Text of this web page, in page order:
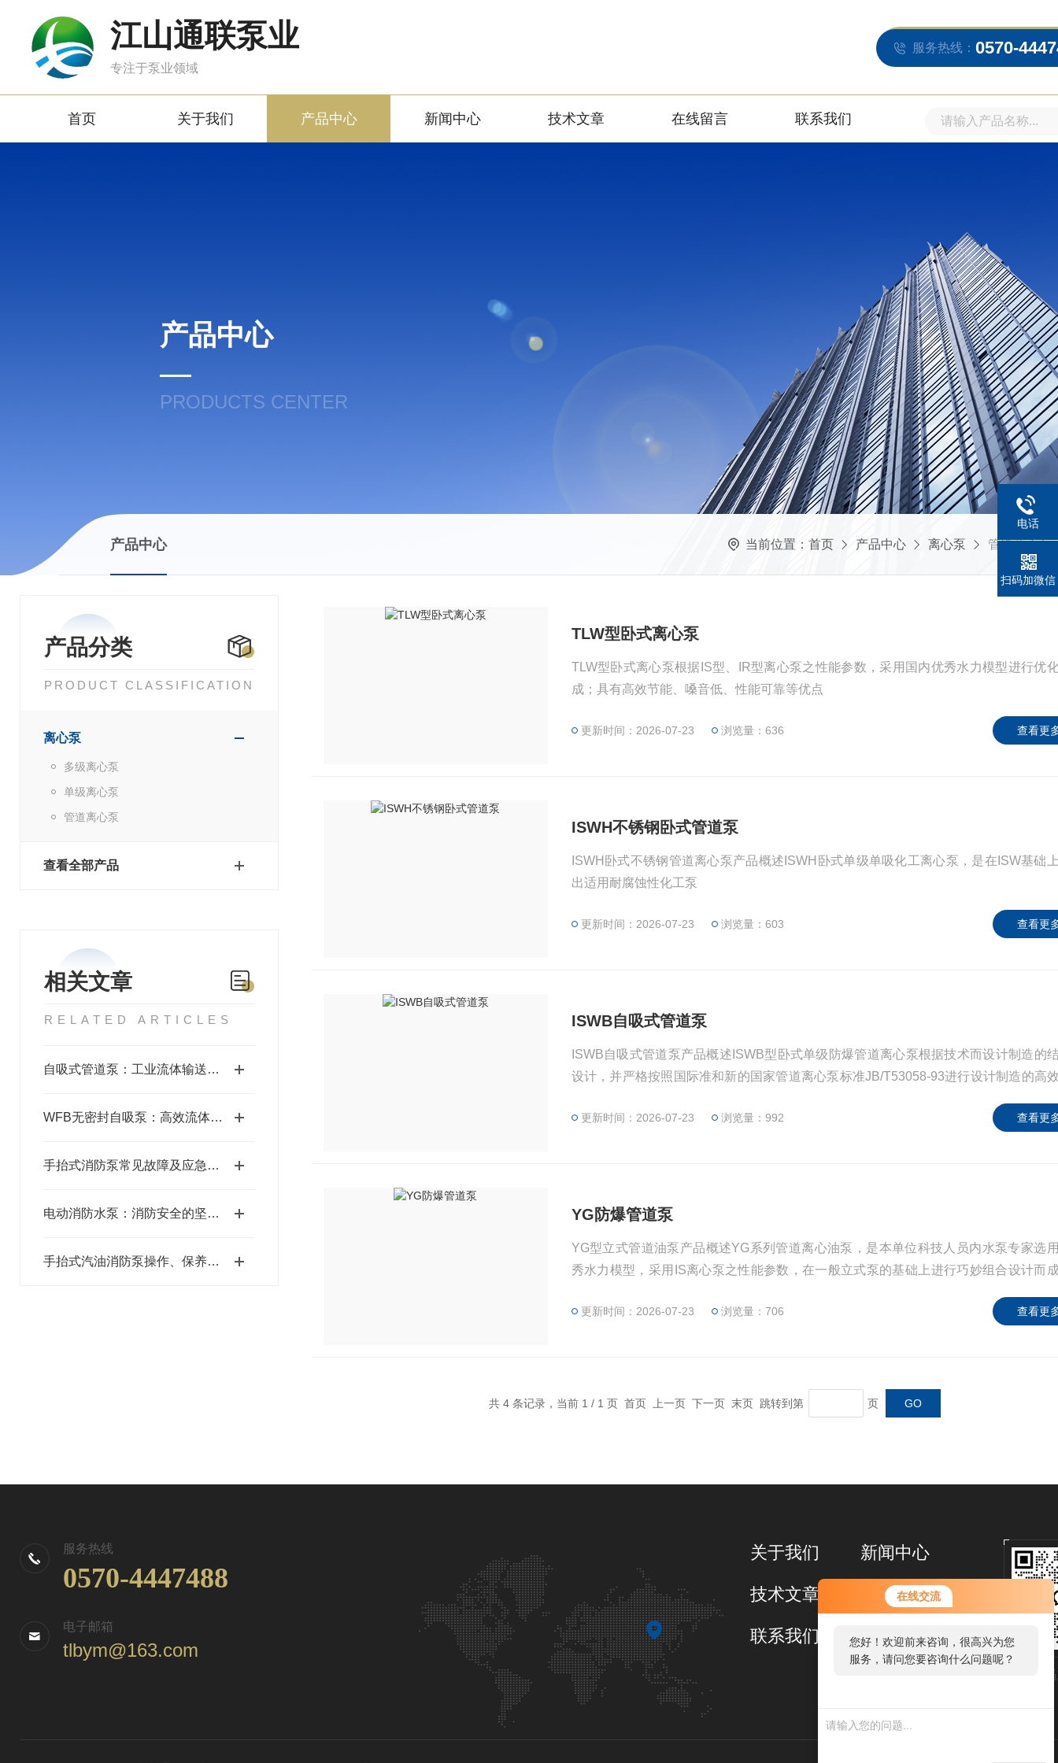
在线交流
您好！欢迎前来咨询，很高兴为您
服务，请问您要咨询什么问题呢？
江山通联泵业
专注于泵业领域
服务热线： 0570-
首页 关于我们 产品中心 新闻中心 技术文章 在线留言 联系我们
产品中心
PRODUCTS CENTER
产品中心 当前位置： 首页 产品中心 离心泵 管道离心泵
产品分类
PRODUCT CLASSIFICATION
离心泵
多级离心泵
单级离心泵
管道离心泵
查看全部产品
相关文章
RELATED ARTICLES
自吸式管道泵：工业流体输送的便捷之选
WFB无密封自吸泵：高效流体输送的创新*
手抬式消防泵常见故障及应急处理指南
电动消防水泵：消防安全的坚实保障
手抬式汽油消防泵操作、保养与安全规程
TLW型卧式离心泵
TLW型卧式离心泵根据IS型、IR型离心泵之性能参数，采用国内优秀水力模型进行优
成；具有高效节能、嗓音低、性能可靠等优点
更新时间：2026-07-23 浏览量：636 查看更
ISWH不锈钢卧式管道泵
ISWH卧式不锈钢管道离心泵产品概述ISWH卧式单级单吸化工离心泵，是在ISW基础
出适用耐腐蚀性化工泵
更新时间：2026-07-23 浏览量：603 查看更
ISWB自吸式管道泵
ISWB自吸式管道泵产品概述ISWB型卧式单级防爆管道离心泵根据技术而设计制造的
设计，并严格按照国际准和新的国家管道离心泵标准JB/T53058-93进行设计制造的高
更新时间：2026-07-23 浏览量：992 查看更
YG防爆管道泵
YG型立式管道油泵产品概述YG系列管道离心油泵，是本单位科技人员内水泵专家选
秀水力模型，采用IS离心泵之性能参数，在一般立式泵的基础上进行巧妙组合设计而
更新时间：2026-07-23 浏览量：706 查看更
共 4 条记录，当前 1 / 1 页 首页 上一页 下一页 末页 跳转到第 页
服务热线
0570-4447488
电子邮箱
tlbym@163.com
扫
关于我们 新闻中心
技术文章 在线留言
联系我们
电话
扫码加微信